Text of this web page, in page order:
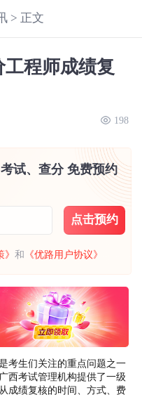
> 正文
工程师成绩复
198
试、查分 免费预约
点击预约
》和 《优路用户协议》
考生们关注的重点问题之一
西考试管理机构提供了一级
成绩复核的时间、方式、费